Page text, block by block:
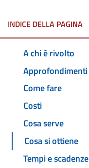
INDICE DELLA PAGINA
A chi è rivolto
Approfondimenti
Come fare
Costi
Cosa serve
Cosa si ottiene
Tempi e scadenze